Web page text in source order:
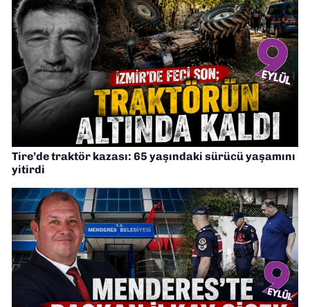
Tire’de traktör kazası: 65 yaşındaki sürücü yaşamını
yitirdi